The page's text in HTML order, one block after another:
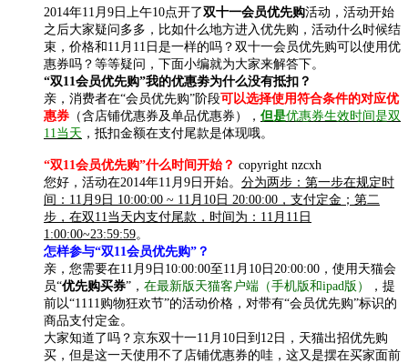
2014年11月9日上午10点开了双十一会员优先购活动，活动开始
之后大家疑问多多，比如什么地方进入优先购，活动什么时候结
束，价格和11月11日是一样的吗？双十一会员优先购可以使用优
惠券吗？等等疑问，下面小编就为大家来解答下。
“双11会员优先购”我的优惠劵为什么没有抵扣？
亲，消费者在“会员优先购”阶段可以选择使用符合条件的对应优
惠券 （含店铺优惠券及单品优惠券）， 但是优惠券生效时间是双
11当天 ，抵扣金额在支付尾款是体现哦。
“双11会员优先购”什么时间开始？ copyright nzcxh
您好，活动在2014年11月9日开始。 分为两步：第一步在规定时
间：11月9日 10:00:00 ~ 11月10日 20:00:00，支付定金；第二
步，在双11当天内支付尾款，时间为：11月11日
1:00:00~23:59:59。
怎样参与“双11会员优先购”？
亲，您需要在11月9日10:00:00至11月10日20:00:00，使用天猫会
员“优先购买券”， 在最新版天猫客户端（手机版和ipad版）
，提
前以“1111购物狂欢节”的活动价格，对带有“会员优先购”标识的
商品支付定金。
大家知道了吗？京东双十一11月10日到12日，天猫出招优先购
买，但是这一天使用不了店铺优惠券的哇，这又是摆在买家面前